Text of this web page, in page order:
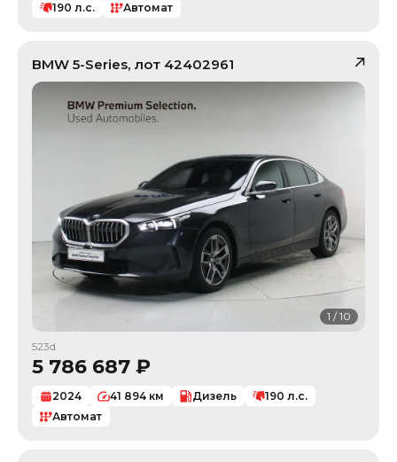
190 л.с. Автомат
BMW 5-Series, лот 42402961
1 /10
523d
5 786 687 ₽
2024 41 894 км Дизель 190 л.с.
Автомат